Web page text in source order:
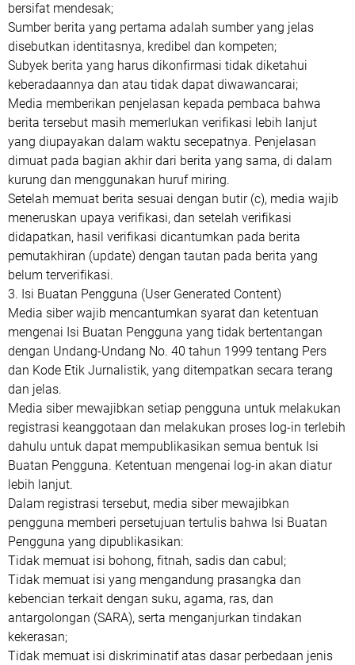
bersifat mendesak;
Sumber berita yang pertama adalah sumber yang jelas
disebutkan identitasnya, kredibel dan kompeten;
Subyek berita yang harus dikonfirmasi tidak diketahui
keberadaannya dan atau tidak dapat diwawancarai;
Media memberikan penjelasan kepada pembaca bahwa
berita tersebut masih memerlukan verifikasi lebih lanjut
yang diupayakan dalam waktu secepatnya. Penjelasan
dimuat pada bagian akhir dari berita yang sama, di dalam
kurung dan menggunakan huruf miring.
Setelah memuat berita sesuai dengan butir (c), media wajib
meneruskan upaya verifikasi, dan setelah verifikasi
didapatkan, hasil verifikasi dicantumkan pada berita
pemutakhiran (update) dengan tautan pada berita yang
belum terverifikasi.
3. Isi Buatan Pengguna (User Generated Content)
Media siber wajib mencantumkan syarat dan ketentuan
mengenai Isi Buatan Pengguna yang tidak bertentangan
dengan Undang-Undang No. 40 tahun 1999 tentang Pers
dan Kode Etik Jurnalistik, yang ditempatkan secara terang
dan jelas.
Media siber mewajibkan setiap pengguna untuk melakukan
registrasi keanggotaan dan melakukan proses log-in terlebih
dahulu untuk dapat mempublikasikan semua bentuk Isi
Buatan Pengguna. Ketentuan mengenai log-in akan diatur
lebih lanjut.
Dalam registrasi tersebut, media siber mewajibkan
pengguna memberi persetujuan tertulis bahwa Isi Buatan
Pengguna yang dipublikasikan:
Tidak memuat isi bohong, fitnah, sadis dan cabul;
Tidak memuat isi yang mengandung prasangka dan
kebencian terkait dengan suku, agama, ras, dan
antargolongan (SARA), serta menganjurkan tindakan
kekerasan;
Tidak memuat isi diskriminatif atas dasar perbedaan jenis